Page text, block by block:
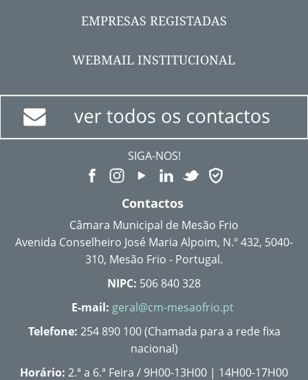
EMPRESAS REGISTADAS
WEBMAIL INSTITUCIONAL
SIGA-NOS!
Contactos
Câmara Municipal de Mesão Frio
Avenida Conselheiro José Maria Alpoim, N.º 432, 5040-
310, Mesão Frio - Portugal.
NIPC: 506 840 328
E-mail: geral@cm-mesaofrio.pt
Telefone: 254 890 100 (Chamada para a rede fixa
nacional)
Horário: 2.ª a 6.ª Feira / 9H00-13H00 | 14H00-17H00